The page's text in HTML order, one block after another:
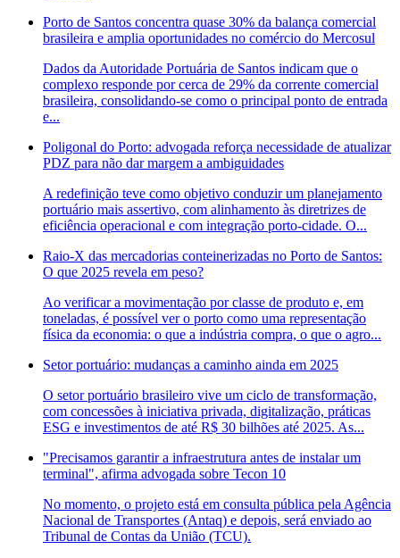
Porto de Santos concentra quase 30% da balança comercial
brasileira e amplia oportunidades no comércio do Mercosul
Dados da Autoridade Portuária de Santos indicam que o
complexo responde por cerca de 29% da corrente comercial
brasileira, consolidando-se como o principal ponto de entrada
e...
Poligonal do Porto: advogada reforça necessidade de atualizar
PDZ para não dar margem a ambiguidades
A redefinição teve como objetivo conduzir um planejamento
portuário mais assertivo, com alinhamento às diretrizes de
eficiência operacional e com integração porto-cidade. O...
Raio-X das mercadorias conteinerizadas no Porto de Santos:
O que 2025 revela em peso?
Ao verificar a movimentação por classe de produto e, em
toneladas, é possível ver o porto como uma representação
física da economia: o que a indústria compra, o que o agro...
Setor portuário: mudanças a caminho ainda em 2025
O setor portuário brasileiro vive um ciclo de transformação,
com concessões à iniciativa privada, digitalização, práticas
ESG e investimentos de até R$ 30 bilhões até 2025. As...
"Precisamos garantir a infraestrutura antes de instalar um
terminal", afirma advogada sobre Tecon 10
No momento, o projeto está em consulta pública pela Agência
Nacional de Transportes (Antaq) e depois, será enviado ao
Tribunal de Contas da União (TCU).